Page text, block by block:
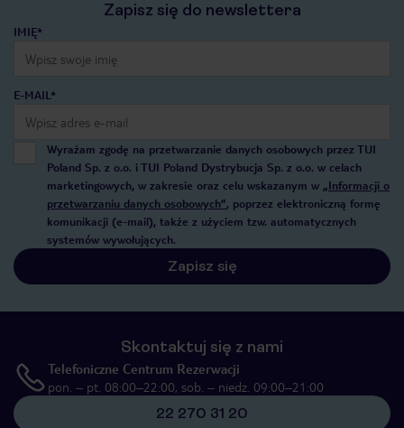
Zapisz się do newslettera
IMIĘ*
E-MAIL*
Wyrażam zgodę na przetwarzanie danych osobowych przez TUI
Poland Sp. z o.o. i TUI Poland Dystrybucja Sp. z o.o. w celach
marketingowych, w zakresie oraz celu wskazanym w „Informacji o
przetwarzaniu danych osobowych”, poprzez elektroniczną formę
komunikacji (e-mail), także z użyciem tzw. automatycznych
systemów wywołujących.
Zapisz się
Skontaktuj się z nami
Telefoniczne Centrum Rezerwacji
pon. – pt. 08:00–22:00, sob. – niedz. 09:00–21:00
22 270 31 20